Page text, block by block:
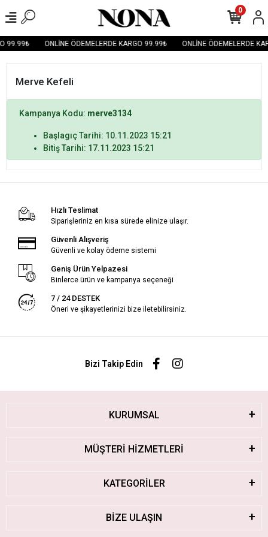
99.99₺ ONLİNE ÖDEMELERDE KARGO 99.99₺ ONLİNE ÖDEMELERDE
0
Merve Kefeli
Kampanya Kodu: merve3134
Başlagıç Tarihi: 10.11.2023 15:21
Bitiş Tarihi: 17.11.2023 15:21
Hızlı Teslimat
Siparişleriniz en kısa sürede elinize ulaşır.
Güvenli Alışveriş
Güvenli ve kolay ödeme sistemi
Geniş Ürün Yelpazesi
Binlerce ürün ve kampanya seçeneği
7 / 24 DESTEK
Öneri ve şikayetlerinizi bize iletebilirsiniz.
Bizi Takip Edin
KURUMSAL
MÜŞTERİ HİZMETLERİ
KATEGORİLER
BİZE ULAŞIN